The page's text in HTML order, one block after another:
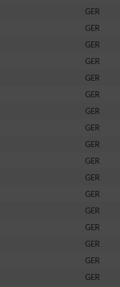
GER
GER
GER
GER
GER
GER
GER
GER
GER
GER
GER
GER
GER
GER
GER
GER
GER